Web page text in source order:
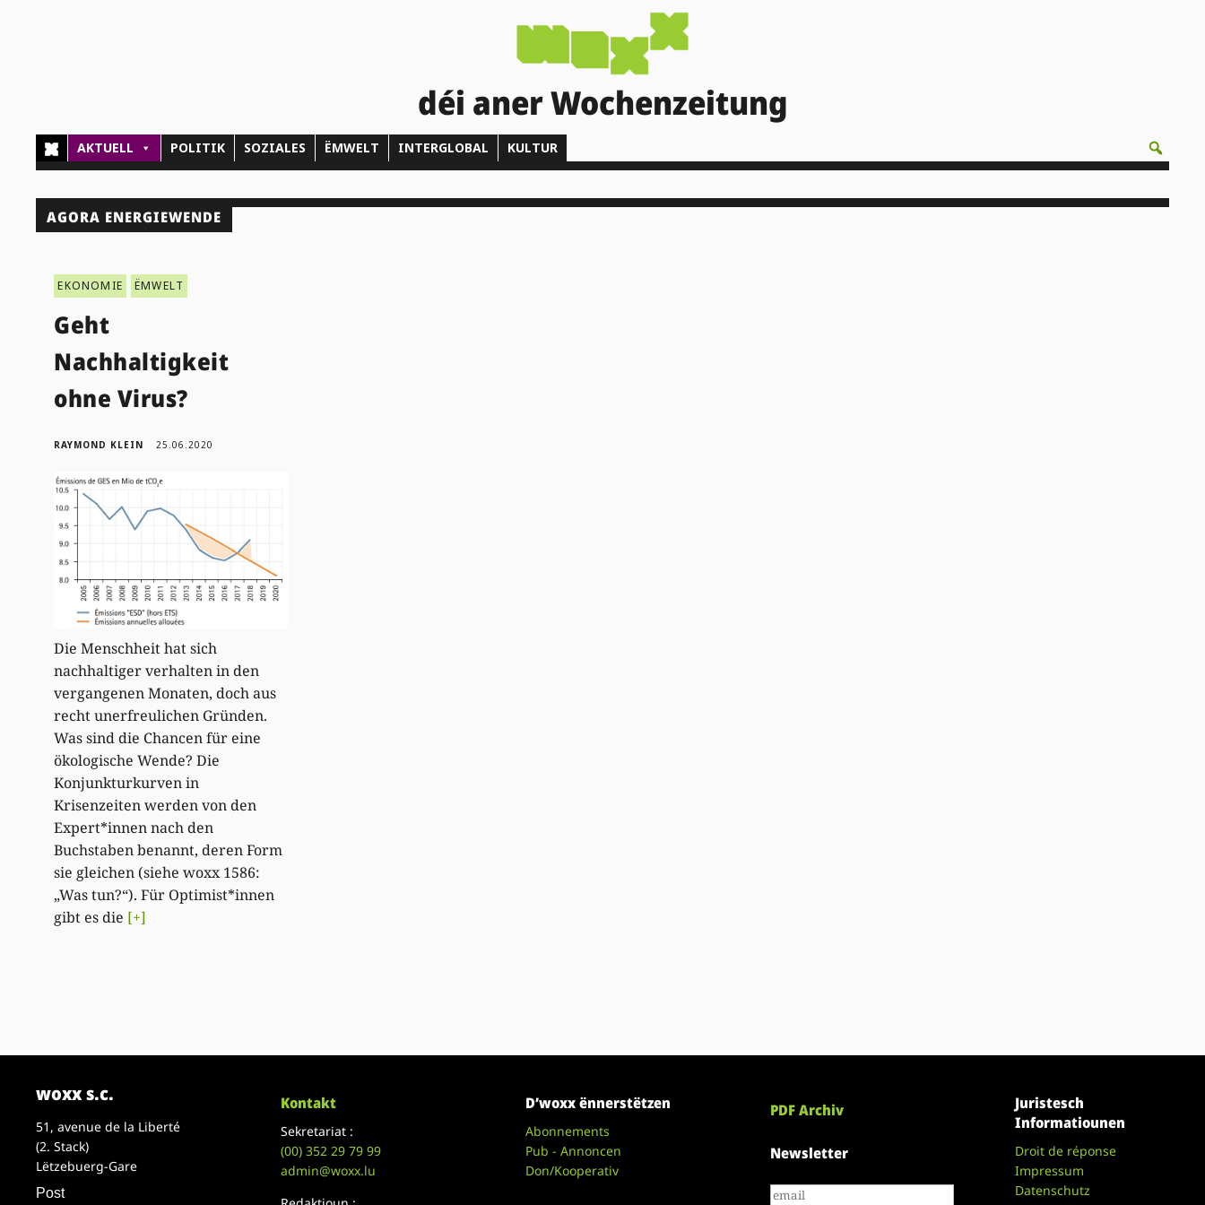
déi aner Wochenzeitung
AKTUELL POLITIK SOZIALES ËMWELT INTERGLOBAL KULTUR
AGORA ENERGIEWENDE
EKONOMIE ËMWELT
Geht
Nachhaltigkeit
ohne Virus?
RAYMOND KLEIN 25.06.2020
Die Menschheit hat sich
nachhaltiger verhalten in den
vergangenen Monaten, doch aus
recht unerfreulichen Gründen.
Was sind die Chancen für eine
ökologische Wende? Die
Konjunkturkurven in
Krisenzeiten werden von den
Expert*innen nach den
Buchstaben benannt, deren Form
sie gleichen (siehe woxx 1586:
„Was tun?“). Für Optimist*innen
gibt es die [+]
woxx s.c.
51, avenue de la Liberté
(2. Stack)
Lëtzebuerg-Gare
Post
Kontakt
Sekretariat :
(00)352 29 79 99
admin@woxx.lu
D’woxx ënnerstëtzen
Abonnements
Pub - Annoncen
Don/Kooperativ
PDF Archiv
Newsletter
Juristesch
Informatiounen
Droit de réponse
Impressum
Datenschutz